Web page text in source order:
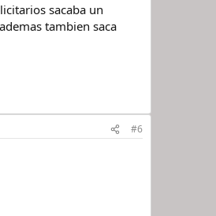
sacaba un
tambien saca
#6